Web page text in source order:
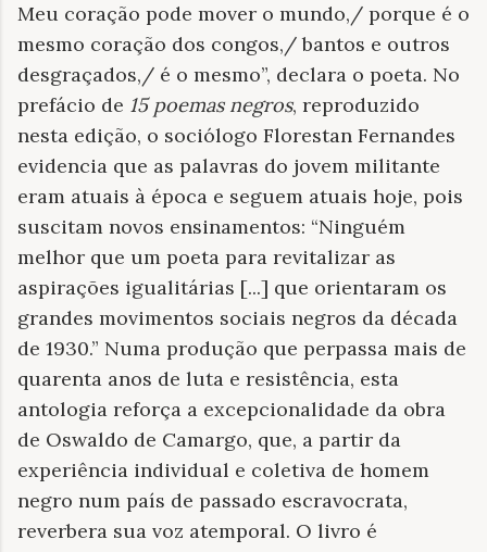
Meu coração pode mover o mundo,/ porque é o
mesmo coração dos congos,/ bantos e outros
desgraçados,/ é o mesmo”, declara o poeta. No
prefácio de 15 poemas negros, reproduzido
nesta edição, o sociólogo Florestan Fernandes
evidencia que as palavras do jovem militante
eram atuais à época e seguem atuais hoje, pois
suscitam novos ensinamentos: “Ninguém
melhor que um poeta para revitalizar as
aspirações igualitárias [...] que orientaram os
grandes movimentos sociais negros da década
de 1930.” Numa produção que perpassa mais de
quarenta anos de luta e resistência, esta
antologia reforça a excepcionalidade da obra
de Oswaldo de Camargo, que, a partir da
experiência individual e coletiva de homem
negro num país de passado escravocrata,
reverbera sua voz atemporal. O livro é